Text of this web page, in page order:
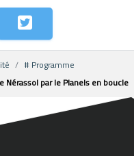
# Programme
Nérassol par le Planels en boucle